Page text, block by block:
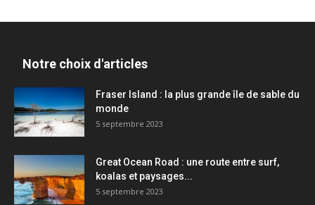
Notre choix d'articles
Fraser Island : la plus grande île de sable du
monde
5 septembre 2023
Great Ocean Road : une route entre surf,
koalas et paysages...
5 septembre 2023